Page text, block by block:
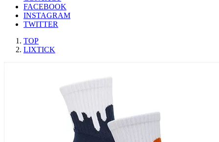
FACEBOOK
INSTAGRAM
TWITTER
TOP
LIXTICK